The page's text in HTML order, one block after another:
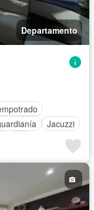
Departamento
Jacuzzi